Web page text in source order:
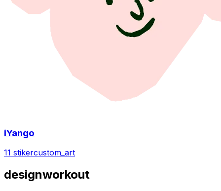
iYango
11 stikercustom_art
designworkout